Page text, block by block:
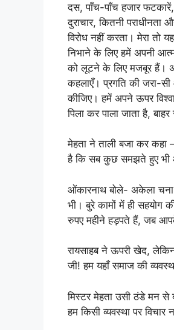
दस, पाँच-पाँच हजार फटकारें,
दुराचार, कितनी
विरोध नहीं करता। मेरा तो
निभाने के लिए हमें अपनी
को लूटने के लिए मजबूर हैं।
कहलाएँ। प्रगति की जरा-
कीजिए। हमें अपने ऊपर
पिला कर पाला जाता है,
मेहता ने ताली बजा कर कहा
है कि सब कुछ समझते हुए भी
ओंकारनाथ बोले- अकेला
भी। बुरे कामों में ही सहयोग
रुपए महीने हड़पते हैं, जब
रायसाहब ने ऊपरी खेद,
जी! हम यहाँ समाज की
मिस्टर मेहता उसी ठंडे मन से
हम किसी व्यवस्था पर